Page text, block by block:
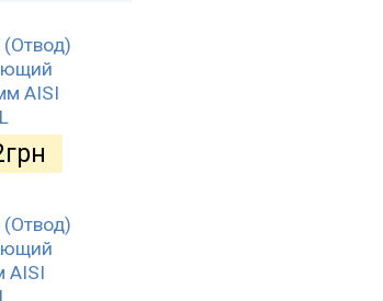
(Отвод)
AISI
грн
(Отвод)
AISI